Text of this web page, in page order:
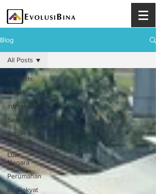
Blog
All Posts
Projek
Infrastruktur
Semenanjung
Sabah &
Sarawak
Luar
Negara
Perumahan
Isu Rakyat
All Posts